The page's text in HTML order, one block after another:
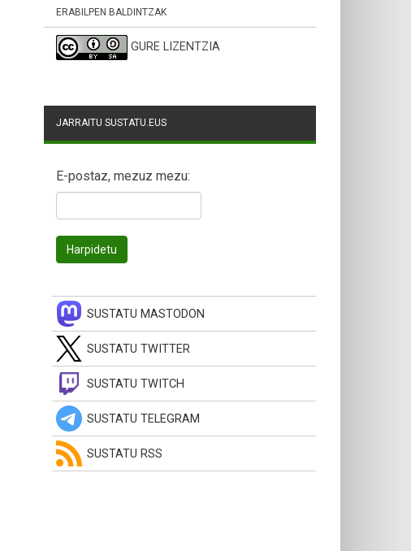
ERABILPEN BALDINTZAK
GURE LIZENTZIA
JARRAITU SUSTATU.EUS
E-postaz, mezuz mezu:
SUSTATU MASTODON
SUSTATU TWITTER
SUSTATU TWITCH
SUSTATU TELEGRAM
SUSTATU RSS